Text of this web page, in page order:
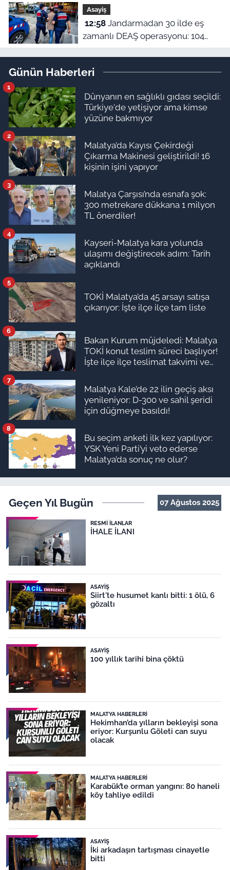
çıkıyor
Asayiş
12:58Jandarmadan 30 ilde eş
zamanlı DEAŞ operasyonu: 104
şüpheli yakalandı!
Günün Haberleri
Dünyanın en sağlıklı gıdası seçildi:
Türkiye'de yetişiyor ama kimse
yüzüne bakmıyor
1
Malatya’da Kayısı Çekirdeği
Çıkarma Makinesi geliştirildi! 16
kişinin işini yapıyor
2
Malatya Çarşısı’nda esnafa şok:
300 metrekare dükkana 1 milyon
TL önerdiler!
3
Kayseri-Malatya kara yolunda
ulaşımı değiştirecek adım: Tarih
açıklandı
4
TOKİ Malatya’da 45 arsayı satışa
çıkarıyor: İşte ilçe ilçe tam liste
5
Bakan Kurum müjdeledi: Malatya
TOKİ konut teslim süreci başlıyor!
İşte ilçe ilçe teslimat takvimi ve
6
Malatya Kale’de 22 ilin geçiş aksı
yenileniyor: D-300 ve sahil şeridi
için düğmeye basıldı!
7
Bu seçim anketi ilk kez yapılıyor:
YSK Yeni Parti’yi veto ederse
Malatya’da sonuç ne olur?
8
Geçen Yıl Bugün 07 Ağustos 2025
RESMI İLANLAR
İHALE İLANI
ASAYIŞ
Siirt'te husumet kanlı bitti: 1 ölü, 6
gözaltı
ASAYIŞ
100 yıllık tarihi bina çöktü
MALATYA HABERLERI
Hekimhan’da yılların bekleyişi sona
eriyor: Kurşunlu Göleti can suyu
olacak
MALATYA HABERLERI
Karabük’te orman yangını: 80 haneli
köy tahliye edildi
ASAYIŞ
İki arkadaşın tartışması cinayetle
bitti